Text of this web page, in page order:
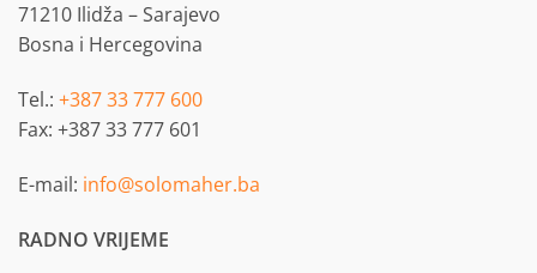
71210 Ilidža – Sarajevo
Bosna i Hercegovina
Tel.: +387 33 777 600
Fax: +387 33 777 601
E-mail: info@solomaher.ba
RADNO VRIJEME